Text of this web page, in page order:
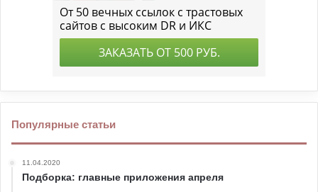
Популярные статьи
11.04.2020
Подборка: главные приложения апреля